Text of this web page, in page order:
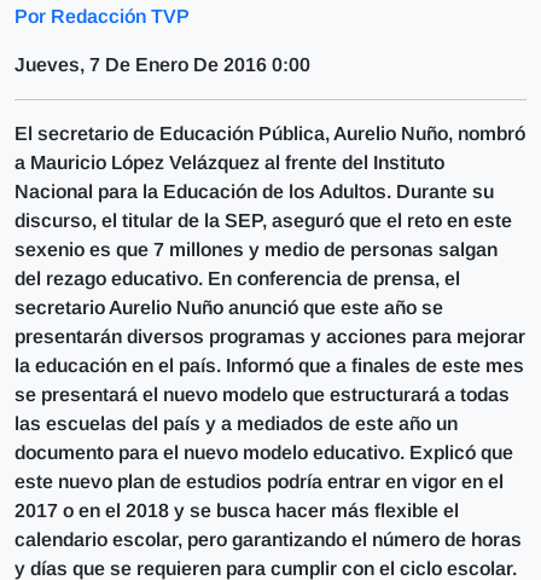
Por Redacción TVP
Jueves, 7 De Enero De 2016 0:00
El secretario de Educación Pública, Aurelio Nuño, nombró
a Mauricio López Velázquez al frente del Instituto
Nacional para la Educación de los Adultos. Durante su
discurso, el titular de la SEP, aseguró que el reto en este
sexenio es que 7 millones y medio de personas salgan
del rezago educativo. En conferencia de prensa, el
secretario Aurelio Nuño anunció que este año se
presentarán diversos programas y acciones para mejorar
la educación en el país. Informó que a finales de este mes
se presentará el nuevo modelo que estructurará a todas
las escuelas del país y a mediados de este año un
documento para el nuevo modelo educativo. Explicó que
este nuevo plan de estudios podría entrar en vigor en el
2017 o en el 2018 y se busca hacer más flexible el
calendario escolar, pero garantizando el número de horas
y días que se requieren para cumplir con el ciclo escolar.